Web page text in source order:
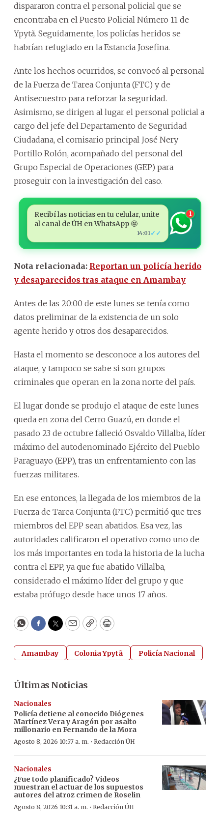
dispararon contra el personal policial que se
encontraba en el Puesto Policial Número 11 de
Ypytã. Seguidamente, los policías heridos se
habrían refugiado en la Estancia Josefina.
Ante los hechos ocurridos, se convocó al personal
de la Fuerza de Tarea Conjunta (FTC) y de
Antisecuestro para reforzar la seguridad.
Asimismo, se dirigen al lugar el personal policial a
cargo del jefe del Departamento de Seguridad
Ciudadana, el comisario principal José Nery
Portillo Rolón, acompañado del personal del
Grupo Especial de Operaciones (GEP) para
proseguir con la investigación del caso.
Recibí las noticias en tu celular, unite
al canal de ÚH en WhatsApp 🤩
14:01 ✓✓
1
Nota relacionada: Reportan un policía herido
y desaparecidos tras ataque en Amambay
Antes de las 20:00 de este lunes se tenía como
datos preliminar de la existencia de un solo
agente herido y otros dos desaparecidos.
Hasta el momento se desconoce a los autores del
ataque, y tampoco se sabe si son grupos
criminales que operan en la zona norte del país.
El lugar donde se produjo el ataque de este lunes
queda en zona del Cerro Guazú, en donde el
pasado 23 de octubre falleció Osvaldo Villalba, líder
máximo del autodenominado Ejército del Pueblo
Paraguayo (EPP), tras un enfrentamiento con las
fuerzas militares.
En ese entonces, la llegada de los miembros de la
Fuerza de Tarea Conjunta (FTC) permitió que tres
miembros del EPP sean abatidos. Esa vez, las
autoridades calificaron el operativo como uno de
los más importantes en toda la historia de la lucha
contra el EPP, ya que fue abatido Villalba,
considerado el máximo líder del grupo y que
estaba prófugo desde hace unos 17 años.
WhatsApp
Facebook
Twitter
EmailCopyPrint
Amambay Colonia Ypytã Policía Nacional
Últimas Noticias
Nacionales
Policía detiene al conocido Diógenes
Martínez Vera y Aragón por asalto
millonario en Fernando de la Mora
Agosto 8, 2026 10:57 a. m. · Redacción ÚH
Nacionales
¿Fue todo planificado? Videos
muestran el actuar de los supuestos
autores del atroz crimen de Roselin
Agosto 8, 2026 10:31 a. m. · Redacción ÚH